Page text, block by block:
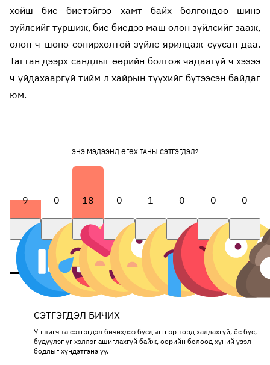
хойш бие биетэйгээ хамт байх болгондоо шинэ
зүйлсийг туршиж, бие биедээ маш олон зүйлсийг зааж,
олон ч шөнө сонирхолтой зүйлс ярилцаж суусан даа.
Тагтан дээрх сандлыг өөрийн болгож чадаагүй ч хэзээ
ч уйдахааргүй тийм л хайрын түүхийг бүтээсэн байдаг
юм.
ЭНЭ МЭДЭЭНД ӨГӨХ ТАНЫ СЭТГЭГДЭЛ?
9 0 18 0 1 0 0 0
СЭТГЭГДЭЛ БИЧИХ
Уншигч та сэтгэгдэл бичихдээ бусдын нэр төрд халдахгүй, ёс бус,
бүдүүлэг үг хэллэг ашиглахгүй байж, өөрийн болоод хүний үзэл
бодлыг хүндэтгэнэ үү.